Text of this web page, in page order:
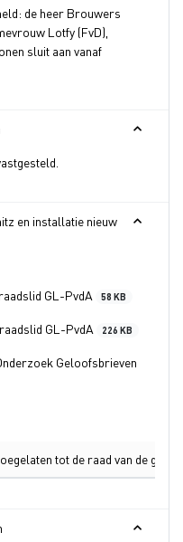
de heer Brouwers
Lotfy (FvD),
sluit aan vanaf
en installatie nieuw
GL-PvdA
58 KB
GL-PvdA 226 KB
Geloofsbrieven
tot de raad van de